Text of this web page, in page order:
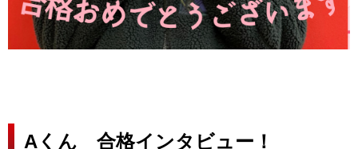
Aくん 合格インタビュー！